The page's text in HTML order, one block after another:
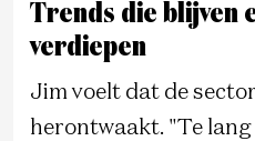
Trends die blijven
verdiepen
Jim voelt dat de
herontwaakt. "Te lang